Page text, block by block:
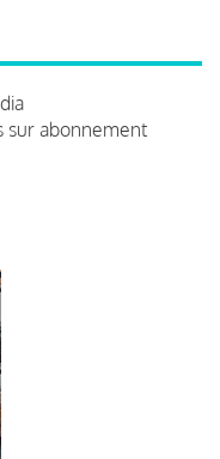
sur abonnement